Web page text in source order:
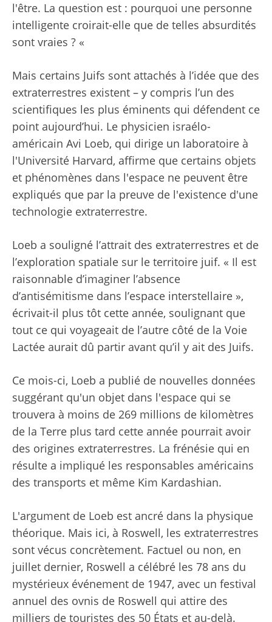
l'être. La question est : pourquoi une personne
intelligente croirait-elle que de telles absurdités
sont vraies ? «
Mais certains Juifs sont attachés à l’idée que des
extraterrestres existent – ​​y compris l’un des
scientifiques les plus éminents qui défendent ce
point aujourd’hui. Le physicien israélo-
américain Avi Loeb, qui dirige un laboratoire à
l'Université Harvard, affirme que certains objets
et phénomènes dans l'espace ne peuvent être
expliqués que par la preuve de l'existence d'une
technologie extraterrestre.
Loeb a souligné l’attrait des extraterrestres et de
l’exploration spatiale sur le territoire juif. « Il est
raisonnable d’imaginer l’absence
d’antisémitisme dans l’espace interstellaire »,
écrivait-il plus tôt cette année, soulignant que
tout ce qui voyageait de l’autre côté de la Voie
Lactée aurait dû partir avant qu’il y ait des Juifs.
Ce mois-ci, Loeb a publié de nouvelles données
suggérant qu'un objet dans l'espace qui se
trouvera à moins de 269 millions de kilomètres
de la Terre plus tard cette année pourrait avoir
des origines extraterrestres. La frénésie qui en
résulte a impliqué les responsables américains
des transports et même Kim Kardashian.
L'argument de Loeb est ancré dans la physique
théorique. Mais ici, à Roswell, les extraterrestres
sont vécus concrètement. Factuel ou non, en
juillet dernier, Roswell a célébré les 78 ans du
mystérieux événement de 1947, avec un festival
annuel des ovnis de Roswell qui attire des
milliers de touristes des 50 États et au-delà.